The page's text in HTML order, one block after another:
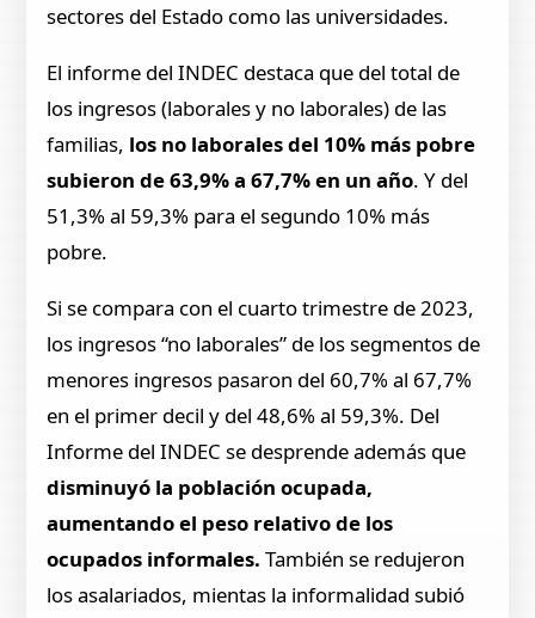
sectores del Estado como las universidades.
El informe del INDEC destaca que del total de
los ingresos (laborales y no laborales) de las
familias, los no laborales del 10% más pobre
subieron de 63,9% a 67,7% en un año. Y del
51,3% al 59,3% para el segundo 10% más
pobre.
Si se compara con el cuarto trimestre de 2023,
los ingresos “no laborales” de los segmentos de
menores ingresos pasaron del 60,7% al 67,7%
en el primer decil y del 48,6% al 59,3%. Del
Informe del INDEC se desprende además que
disminuyó la población ocupada,
aumentando el peso relativo de los
ocupados informales. También se redujeron
los asalariados, mientas la informalidad subió